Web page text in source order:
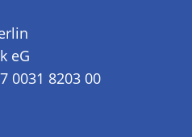
eG
0031 8203 00